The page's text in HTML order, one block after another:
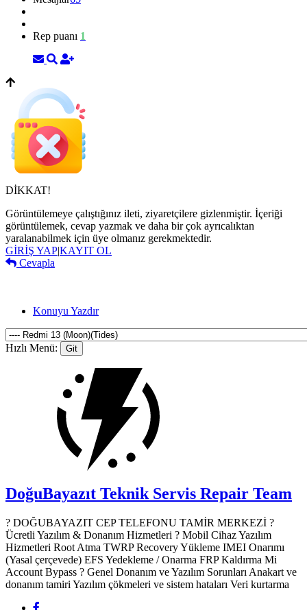
Rep puanı 1
DİKKAT!
Görüntülemeye çalıştığınız ileti, ziyaretçilere gizlenmiştir. İçeriği
görüntülemek, cevap yazmak ve daha bir çok ayrıcalıktan
yaralanabilmek için üye olmanız gerekmektedir.
GİRİŞ YAP|KAYIT OL
Cevapla
Konuyu Yazdır
Hızlı Menü:
DoğuBayazıt Teknik Servis Repair Team
? DOĞUBAYAZIT CEP TELEFONU TAMİR MERKEZİ ?️
Ücretli Yazılım & Donanım Hizmetleri ? Mobil Cihaz Yazılım
Hizmetleri Root Atma TWRP Recovery Yükleme IMEI Onarımı
(Yasal çerçevede) EFS Yedekleme / Onarma FRP Kaldırma Mi
Account Bypass ? Genel Donanım ve Yazılım Sorunları Anakart ve
donanım tamiri Yazılım çökmeleri ve sistem hataları Veri kurtarma